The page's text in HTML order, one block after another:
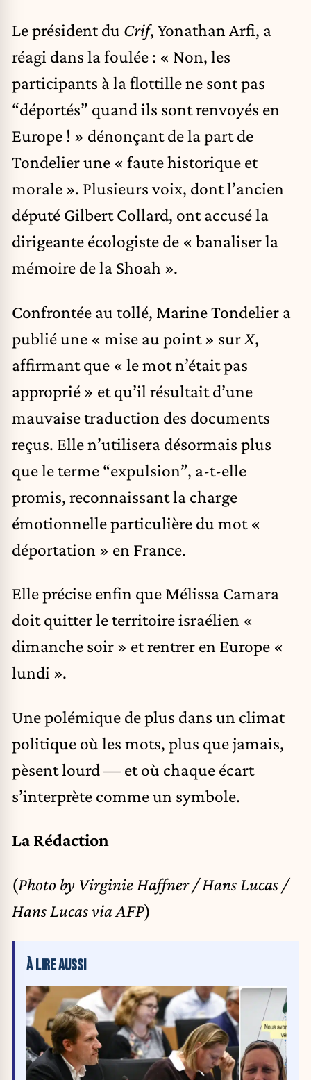
Le président du Crif, Yonathan Arfi, a
réagi dans la foulée : « Non, les
participants à la flottille ne sont pas
“déportés” quand ils sont renvoyés en
Europe ! » dénonçant de la part de
Tondelier une « faute historique et
morale ». Plusieurs voix, dont l’ancien
député Gilbert Collard, ont accusé la
dirigeante écologiste de « banaliser la
mémoire de la Shoah ».
Confrontée au tollé, Marine Tondelier a
publié une « mise au point » surX,
affirmant que « le mot n’était pas
approprié » et qu’il résultait d’une
mauvaise traduction des documents
reçus. Elle n’utilisera désormais plus
que le terme “expulsion”, a-t-elle
promis, reconnaissant la charge
émotionnelle particulière du mot «
déportation » en France.
Elle précise enfin que Mélissa Camara
doit quitter le territoire israélien «
dimanche soir » et rentrer en Europe «
lundi ».
Une polémique de plus dans un climat
politique où les mots, plus que jamais,
pèsent lourd — et où chaque écart
s’interprète comme un symbole.
La Rédaction
(Photo by Virginie Haffner / Hans Lucas /
Hans Lucas via AFP)
À LIRE AUSSI